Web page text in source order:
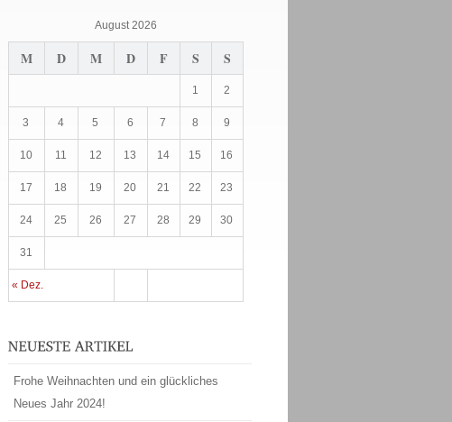
August 2026
M D M D F S S
« Dez.
1 2
3 4 5 6 7 8 9
10 11 12 13 14 15 16
17 18 19 20 21 22 23
24 25 26 27 28 29 30
31
Frohe Weihnachten und ein glückliches
Neues Jahr 2024!